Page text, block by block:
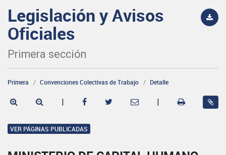
Legislación y Avisos
Oficiales
Primera sección
Primera Convenciones Colectivas de Trabajo Detalle
| |
VER PÁGINAS PUBLICADAS